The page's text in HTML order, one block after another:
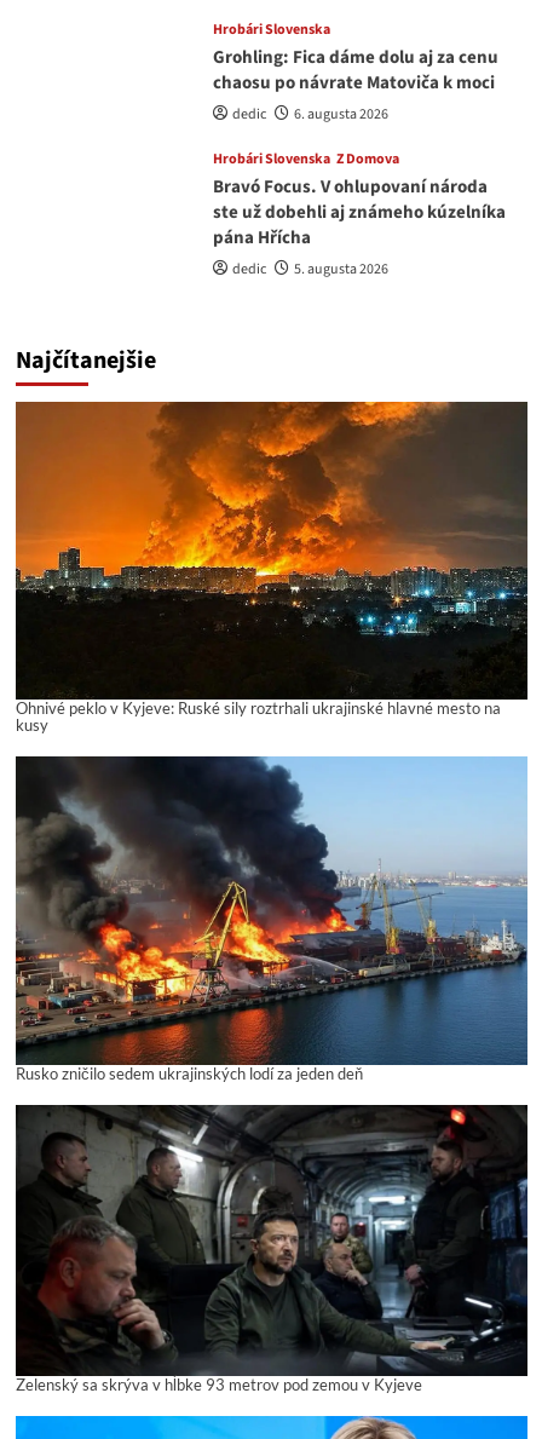
Hrobári Slovenska
Grohling: Fica dáme dolu aj za cenu
chaosu po návrate Matoviča k moci
dedic 6. augusta 2026
Hrobári Slovenska Z Domova
Bravó Focus. V ohlupovaní národa
ste už dobehli aj známeho kúzelníka
pána Hřícha
dedic 5. augusta 2026
Najčítanejšie
Ohnivé peklo v Kyjeve: Ruské sily roztrhali ukrajinské hlavné mesto na
kusy
Rusko zničilo sedem ukrajinských lodí za jeden deň
Zelenský sa skrýva v hĺbke 93 metrov pod zemou v Kyjeve